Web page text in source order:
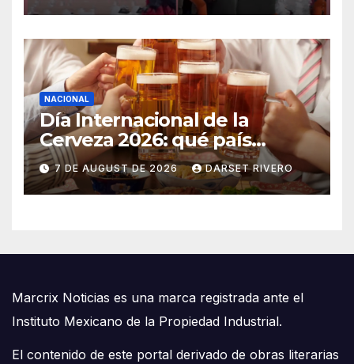
NACIONAL
Día Internacional de la
Cerveza 2026: qué país
consume más y qué lugar
ocupa México
7 DE AUGUST DE 2026 DARSET RIVERO
Marcrix Noticias es una marca registrada ante el
Instituto Mexicano de la Propiedad Industrial.
El contenido de este portal derivado de obras literarias